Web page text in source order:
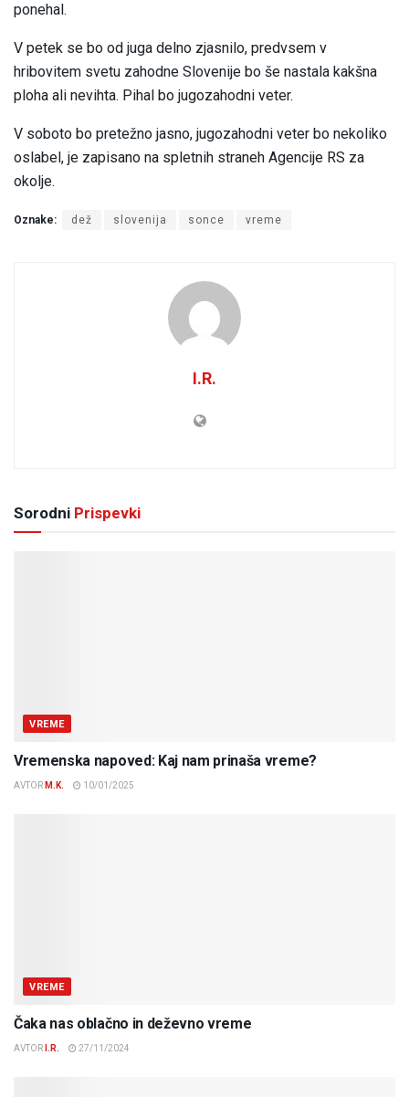
ponehal.
V petek se bo od juga delno zjasnilo, predvsem v
hribovitem svetu zahodne Slovenije bo še nastala kakšna
ploha ali nevihta. Pihal bo jugozahodni veter.
V soboto bo pretežno jasno, jugozahodni veter bo nekoliko
oslabel, je zapisano na spletnih straneh Agencije RS za
okolje.
Oznake: dež slovenija sonce vreme
I.R.
Sorodni Prispevki
VREME
Vremenska napoved: Kaj nam prinaša vreme?
AVTOR M.K. 10/01/2025
VREME
Čaka nas oblačno in deževno vreme
AVTOR I.R. 27/11/2024